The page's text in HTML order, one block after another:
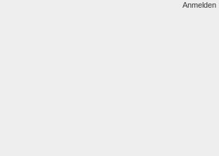
Anmelden|